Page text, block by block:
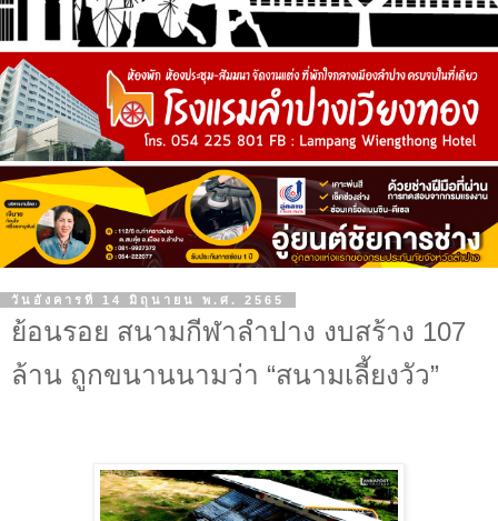
วันอังคารที่ 14 มิถุนายน พ.ศ. 2565
ย้อนรอย สนามกีฬาลำปาง งบสร้าง 107
ล้าน ถูกขนานนามว่า “สนามเลี้ยงวัว”